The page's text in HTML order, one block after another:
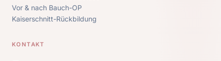
Vor & nach Bauch-OP
Kaiserschnitt-Rückbildung
KONTAKT